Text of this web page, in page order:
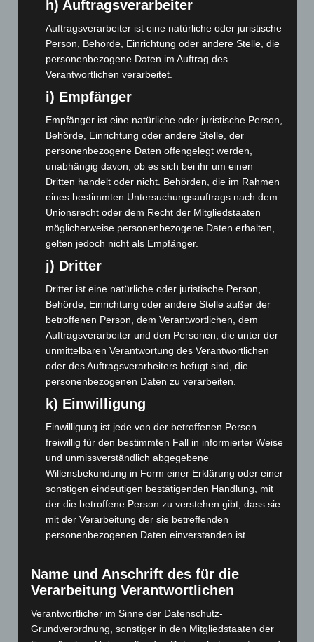
Dezember 2023
(130)
November 2023 (130)
Oktober 2023(114)
September 2023(133)
August 2023(134)
Juli 2023(118)
Juni 2023(142)
Mai 2023(139)
April 2023(155)
März 2023
(174)
Februar 2023(154)
Januar 2023(140)
Dezember 2022(130)
November 2022(167)
Oktober 2022 (166)
September 2022(205)
August 2022(166)
Juni 2022(167)
April 2022(198)
März 2022(221)
Februar 2022(189)
Januar 2022 (190)
Dezember 2021(204)
November 2021(215)
September 2021(180)
Juli 2021(213)
h) Auftragsverarbeiter
Auftragsverarbeiter ist eine natürliche oder juristische
Person, Behörde, Einrichtung oder andere Stelle, die
personenbezogene Daten im Auftrag des
Verantwortlichen verarbeitet.
i) Empfänger
Empfänger ist eine natürliche oder juristische Person,
Behörde, Einrichtung oder andere Stelle, der
personenbezogene Daten offengelegt werden,
unabhängig davon, ob es sich bei ihr um einen
Dritten handelt oder nicht. Behörden, die im Rahmen
eines bestimmten Untersuchungsauftrags nach dem
Unionsrecht oder dem Recht der Mitgliedstaaten
möglicherweise personenbezogene Daten erhalten,
gelten jedoch nicht als Empfänger.
j) Dritter
Dritter ist eine natürliche oder juristische Person,
Behörde, Einrichtung oder andere Stelle außer der
betroffenen Person, dem Verantwortlichen, dem
Auftragsverarbeiter und den Personen, die unter der
unmittelbaren Verantwortung des Verantwortlichen
oder des Auftragsverarbeiters befugt sind, die
personenbezogenen Daten zu verarbeiten.
k) Einwilligung
Einwilligung ist jede von der betroffenen Person
freiwillig für den bestimmten Fall in informierter Weise
und unmissverständlich abgegebene
Willensbekundung in Form einer Erklärung oder einer
sonstigen eindeutigen bestätigenden Handlung, mit
der die betroffene Person zu verstehen gibt, dass sie
mit der Verarbeitung der sie betreffenden
personenbezogenen Daten einverstanden ist.
Name und Anschrift des für die
Verarbeitung Verantwortlichen
Verantwortlicher im Sinne der Datenschutz-
Grundverordnung, sonstiger in den Mitgliedstaaten der